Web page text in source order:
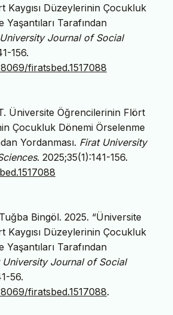
Kaygısı Düzeylerinin Çocukluk
Tarafından
Journal of Social
156.
firatsbed.1517088
Üniversite Öğrencilerinin Flört
Çocukluk Dönemi Örselenme
Yordanması. Firat University
. 2025;35(1):141-156.
Bingöl. 2025. “Üniversite
Kaygısı Düzeylerinin Çocukluk
Tarafından
University Journal of Social
56.
firatsbed.1517088.